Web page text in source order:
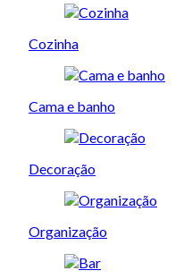
Cozinha
Cama e banho
Decoração
Organização